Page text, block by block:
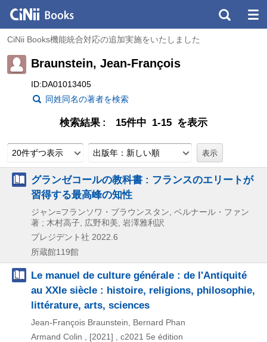
CiNii Books機能統合対応の追加実施をいたしました
Braunstein, Jean-François
ID:DA01013405
同姓同名の著者を検索
検索結果 15件中 1-15 を表示
20件ずつ表示 出版年：新しい順
グランゼコールの教科書 : フランスのエリートが
習得する最高峰の知性
ジャン=フランソワ・ブラウンスタン, ベルナール・ファン
著 ; 木村高子, 広野和美, 岩澤雅利訳
プレジデント社 2022.6
所蔵館119館
Le manuel de culture générale : de l'Antiquité
au XXIe siècle : histoire, religions, philosophie,
littérature, arts, sciences
Jean-François Braunstein, Bernard Phan
Armand Colin , [2021] , c2021 5e édition